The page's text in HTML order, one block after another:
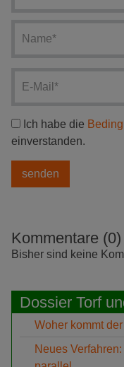
Ich habe die
einverstanden.
Kommentare (0)
Bisher sind keine
Dossier Torf
Woher kommt
Neues